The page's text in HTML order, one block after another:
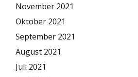
November 2021
Oktober 2021
September 2021
August 2021
Juli 2021